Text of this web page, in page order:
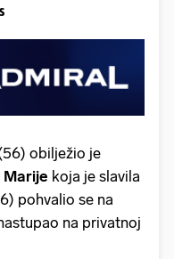
obilježio je
Marije koja je slavila
pohvalio se na
na privatnoj